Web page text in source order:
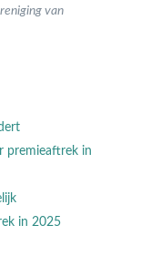
van
premieaftrek in
in 2025